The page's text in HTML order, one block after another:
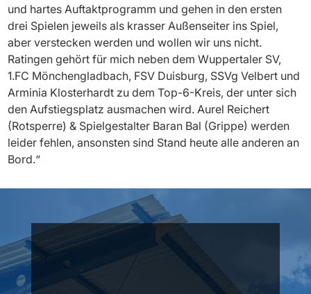
und hartes Auftaktprogramm und gehen in den ersten
drei Spielen jeweils als krasser Außenseiter ins Spiel,
aber verstecken werden und wollen wir uns nicht.
Ratingen gehört für mich neben dem Wuppertaler SV,
1.FC Mönchengladbach, FSV Duisburg, SSVg Velbert und
Arminia Klosterhardt zu dem Top-6-Kreis, der unter sich
den Aufstiegsplatz ausmachen wird. Aurel Reichert
(Rotsperre) & Spielgestalter Baran Bal (Grippe) werden
leider fehlen, ansonsten sind Stand heute alle anderen an
Bord.“